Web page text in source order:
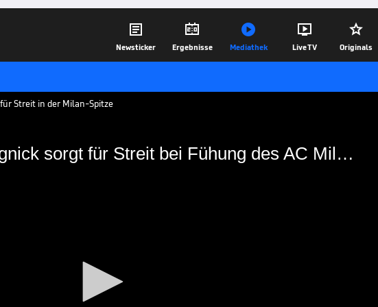

Newsticker

Ergebnisse

Mediathek

Live TV

Originals
Streit in der Milan-Spitze
Kontakt zu Ralf Rangnick sorgt für Streit bei Fühung des AC Milan
Rangnick sorgt für Streit bei